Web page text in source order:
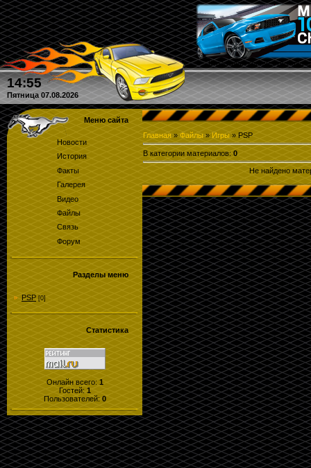
Кто угадал количество
14:55
Пятница 07.08.2026
Меню сайта
Новости
История
Факты
Галерея
Видео
Файлы
Связь
Форум
Разделы меню
PSP [0]
Статистика
Онлайн всего: 1
Гостей: 1
Пользователей: 0
Главная » Файлы » Игры » PSP
В категории материалов: 0
Не найдено